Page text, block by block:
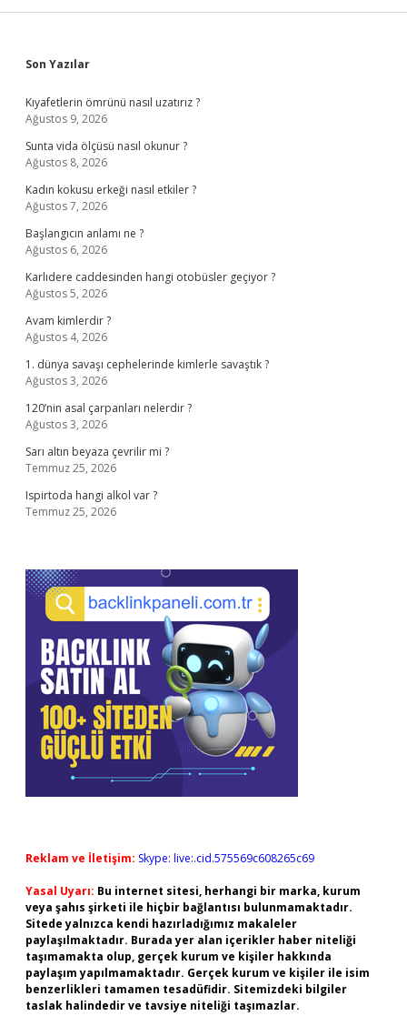
Sidebar
Son Yazılar
Kıyafetlerin ömrünü nasıl uzatırız ?
Ağustos 9, 2026
Sunta vida ölçüsü nasıl okunur ?
Ağustos 8, 2026
Kadın kokusu erkeği nasıl etkiler ?
Ağustos 7, 2026
Başlangıcın anlamı ne ?
Ağustos 6, 2026
Karlıdere caddesinden hangi otobüsler geçiyor ?
Ağustos 5, 2026
Avam kimlerdir ?
Ağustos 4, 2026
1. dünya savaşı cephelerinde kimlerle savaştık ?
Ağustos 3, 2026
120’nin asal çarpanları nelerdir ?
Ağustos 3, 2026
Sarı altın beyaza çevrilir mi ?
Temmuz 25, 2026
Ispirtoda hangi alkol var ?
Temmuz 25, 2026
Reklam ve İletişim: Skype: live:.cid.575569c608265c69
Yasal Uyarı: Bu internet sitesi, herhangi bir marka, kurum
veya şahıs şirketi ile hiçbir bağlantısı bulunmamaktadır.
Sitede yalnızca kendi hazırladığımız makaleler
paylaşılmaktadır. Burada yer alan içerikler haber niteliği
taşımamakta olup, gerçek kurum ve kişiler hakkında
paylaşım yapılmamaktadır. Gerçek kurum ve kişiler ile isim
benzerlikleri tamamen tesadüfidir. Sitemizdeki bilgiler
taslak halindedir ve tavsiye niteliği taşımazlar.